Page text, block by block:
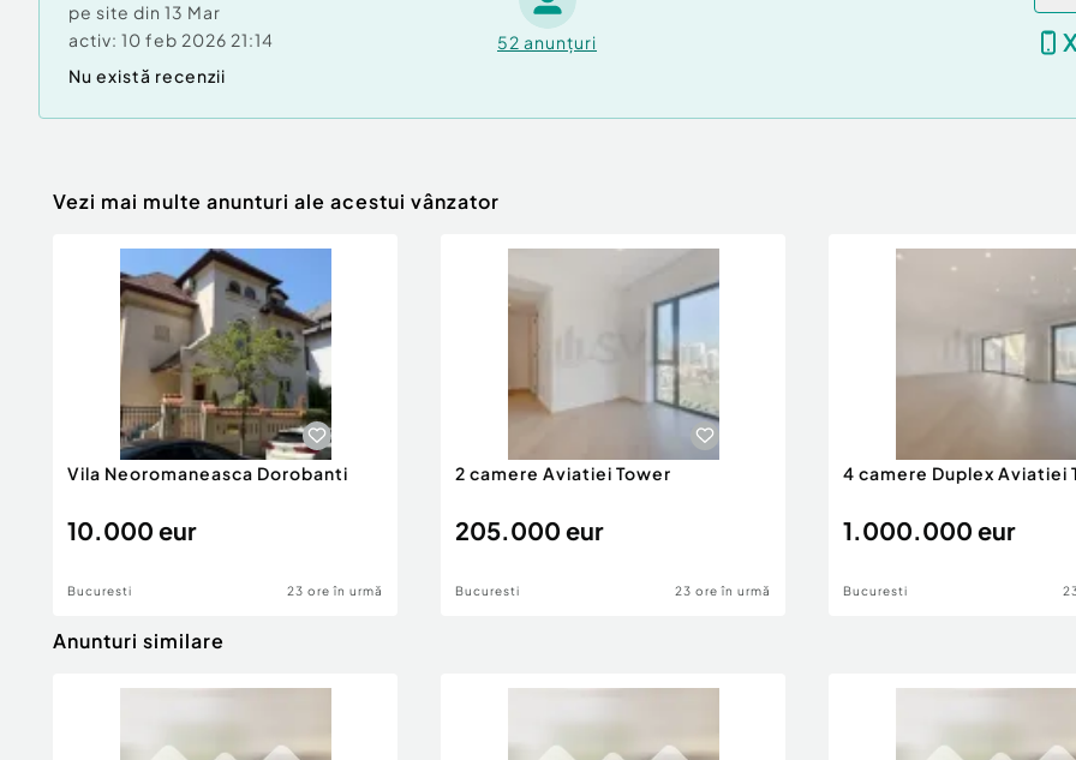
Suprafaţă totală: 416 m²
An finalizare construcție: 1970
Vitrină: 25 m
Înălţime spaţiu: 3 m
Comision cumpărător:3%
Tip imobil:Centru comercial
pe site din 13 Mar
activ: 10 feb 2026 21:14 52 anunțuri
Nu există recenzii
Vezi mai multe anunturi ale acestui vânzator
Vila Neoromaneasca Dorobanti
10.000 eur
Bucuresti 23 ore în urmă
2 camere Aviatiei Tower
205.000 eur
Bucuresti 23 ore în urmă
4 camere Duplex Aviatiei
1.000.000 eur
Bucuresti
Anunturi similare